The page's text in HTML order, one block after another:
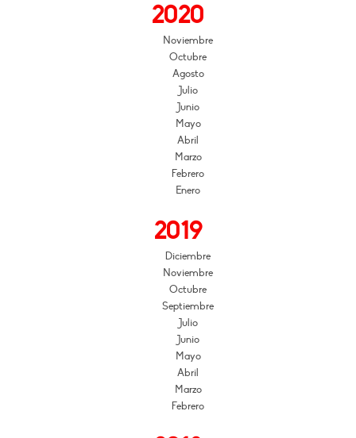
2020
Noviembre
Octubre
Agosto
Julio
Junio
Mayo
Abril
Marzo
Febrero
Enero
2019
Diciembre
Noviembre
Octubre
Septiembre
Julio
Junio
Mayo
Abril
Marzo
Febrero